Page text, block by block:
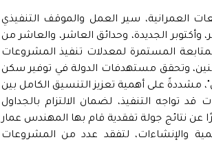
العمرانية، سير العمل والموقف التنفيذي
الجديدة، وحدائق العاشر، والعاشر من
المستمرة لمعدلات تنفيذ المشروعات
وتحقق مستهدفات الدولة في توفير سكن
على أهمية تعزيز التنسيق الكامل بين
تواجه التنفيذ، لضمان الالتزام بالجداول
عن نتائج جولة تفقدية قام بها المهندس عمار
والإنشاءات، لتفقد عدد من المشروعات